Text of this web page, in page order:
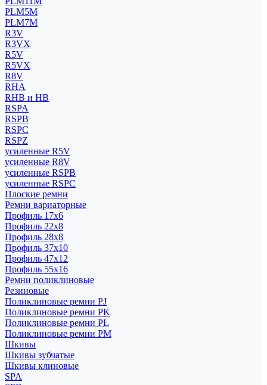
PLM5M
PLM7M
R3V
R3VX
R5V
R5VX
R8V
RHA
RHB и HB
RSPA
RSPB
RSPC
RSPZ
усиленные R5V
усиленные R8V
усиленные RSPB
усиленные RSPC
Плоские ремни
Ремни вариаторные
Профиль 17x6
Профиль 22x8
Профиль 28x8
Профиль 37x10
Профиль 47x12
Профиль 55x16
Ремни поликлиновые
Резиновые
Поликлиновые ремни PJ
Поликлиновые ремни PK
Поликлиновые ремни PL
Поликлиновые ремни PM
Шкивы
Шкивы зубчатые
Шкивы клиновые
SPA